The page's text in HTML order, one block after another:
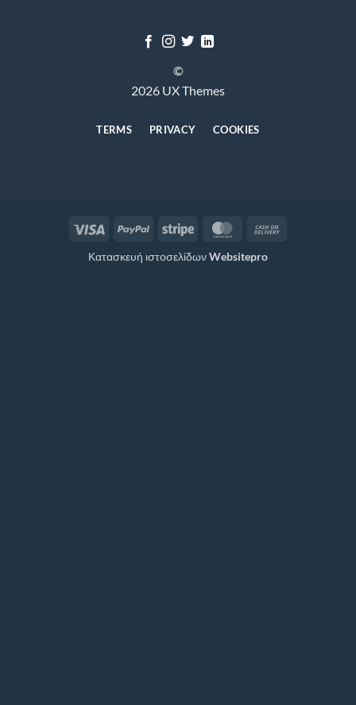
©
2026 UX Themes
TERMS PRIVACY COOKIES
Visa PayPal Stripe MasterCard
Κατασκευή ιστοσελίδωνWebsitepro